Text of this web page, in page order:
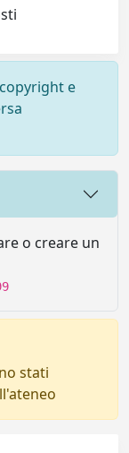
e
o creare un
stati